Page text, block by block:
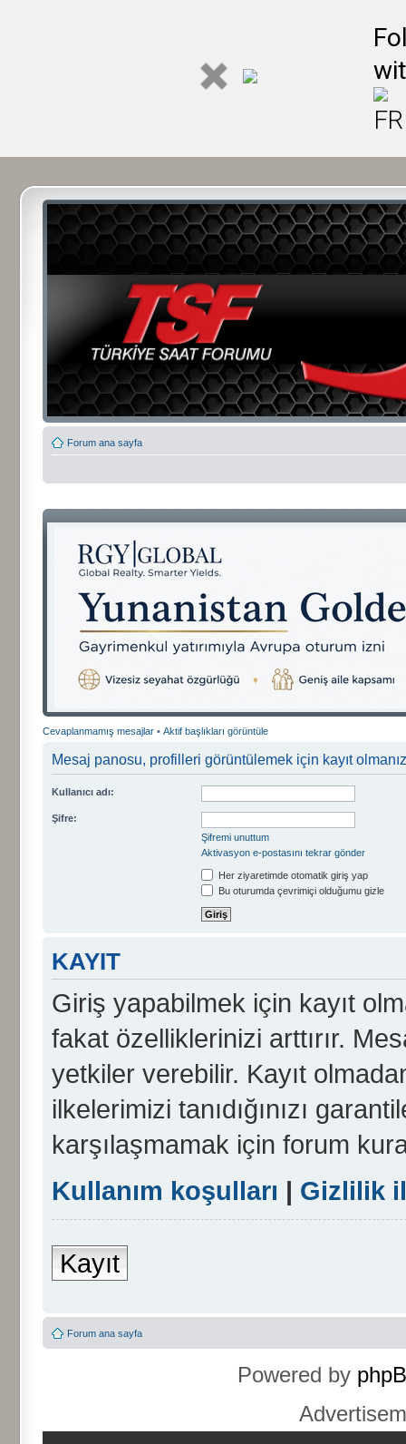
Forum ana sayfa
Cevaplanmamış mesajlar • Aktif başlıkları görüntüle
Mesaj panosu, profilleri görüntülemek için kayıt
Kullanıcı adı:
Şifre:
Şifremi unuttum
Aktivasyon e-postasını tekrar gönder
Her ziyaretimde otomatik giriş yap
Bu oturumda çevrimiçi olduğumu gizle
KAYIT
Giriş yapabilmek için kayıt
fakat özelliklerinizi arttırır.
yetkiler verebilir. Kayıt
ilkelerimizi tanıdığınızı
karşılaşmamak için forum
Kullanım koşulları | Gizlilik
Kayıt
Forum ana sayfa
Powered by